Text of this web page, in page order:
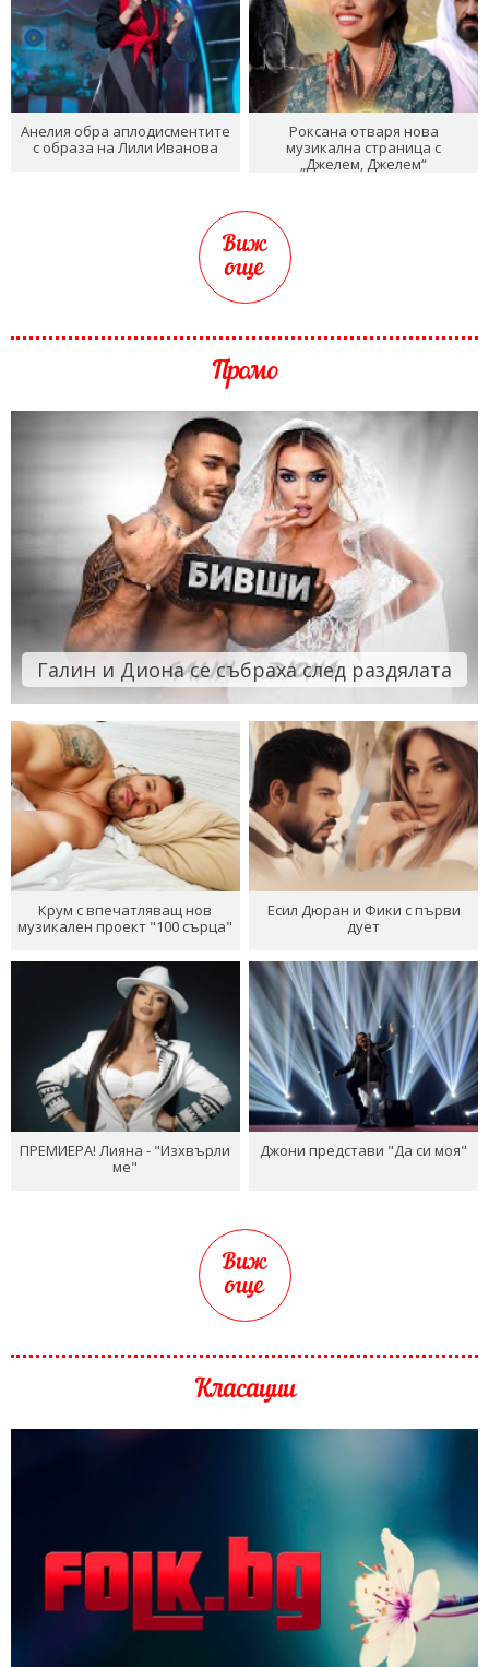
Анелия обра аплодисментите
с образа на Лили Иванова
Роксана отваря нова
музикална страница с
„Джелем, Джелем“
Виж
още
Промо
Галин и Диона се събраха след раздялата
Крум с впечатляващ нов
музикален проект "100 сърца"
Есил Дюран и Фики с първи
дует
ПРЕМИЕРА! Лияна - "Изхвърли
ме"
Джони представи "Да си моя"
Виж
още
Класации